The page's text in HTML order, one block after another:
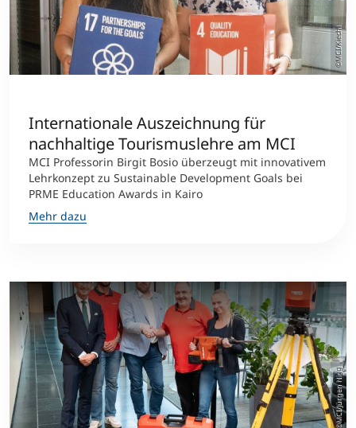
Maßgeschneiderte Programme
Executive Education Finder
©MCI/Kiechl
Internationale Auszeichnung für
nachhaltige Tourismuslehre am MCI
MCI Professorin Birgit Bosio überzeugt mit innovativem
Lehrkonzept zu Sustainable Development Goals bei
PRME Education Awards in Kairo
Mehr dazu
©MCI/Jürgen Nigg